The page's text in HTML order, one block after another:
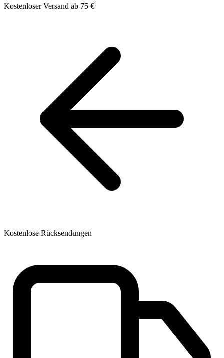
Kostenloser Versand ab 75 €
Kostenlose Rücksendungen